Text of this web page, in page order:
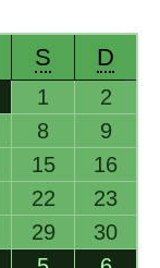
S D
1
2
8
9
15
16
22
23
29
30